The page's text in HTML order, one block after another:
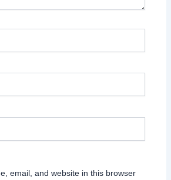
email, and website in this browser